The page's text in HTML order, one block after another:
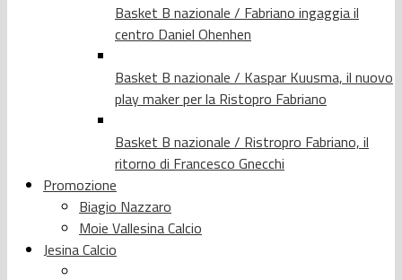
Basket B nazionale / Fabriano ingaggia il
centro Daniel Ohenhen
Basket B nazionale / Kaspar Kuusma, il nuovo
play maker per la Ristopro Fabriano
Basket B nazionale / Ristropro Fabriano, il
ritorno di Francesco Gnecchi
Promozione
Biagio Nazzaro
Moie Vallesina Calcio
Jesina Calcio